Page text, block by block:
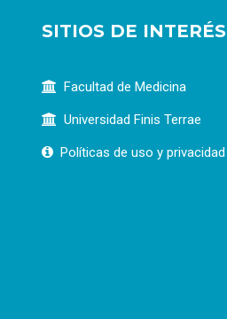
SITIOS DE INTERÉS
Facultad de Medicina
Universidad Finis Terrae
Políticas de uso y privacidad